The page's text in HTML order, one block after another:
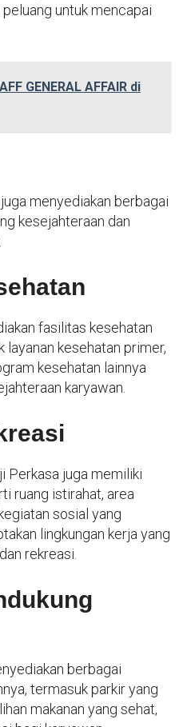
untuk mencapai
GENERAL AFFAIR di
menyediakan berbagai
kesejahteraan dan
fasilitas kesehatan
layanan kesehatan primer,
kesehatan lainnya
karyawan.
Perkasa juga memiliki
ruang istirahat, area
sosial yang
lingkungan kerja yang
rekreasi.
berbagai
termasuk parkir yang
makanan yang sehat,